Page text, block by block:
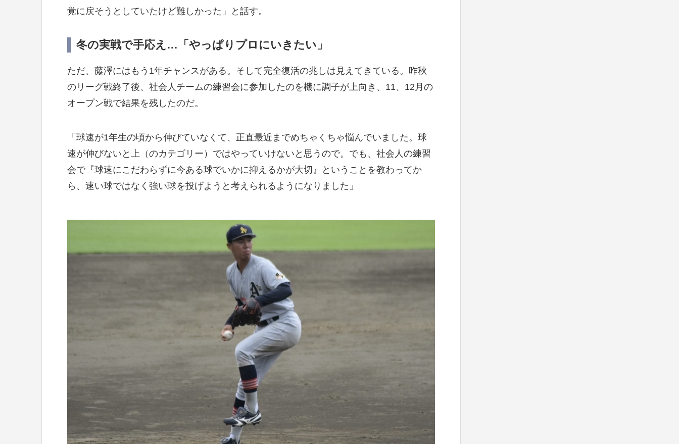
覚に戻そうとしていたけど難しかった」と話す。
冬の実戦で手応え…「やっぱりプロにいきたい」
ただ、藤澤にはもう1年チャンスがある。そして完全復活の兆しは見えてきている。昨秋
のリーグ戦終了後、社会人チームの練習会に参加したのを機に調子が上向き、11、12月の
オープン戦で結果を残したのだ。
「球速が1年生の頃から伸びていなくて、正直最近までめちゃくちゃ悩んでいました。球
速が伸びないと上（のカテゴリー）ではやっていけないと思うので。でも、社会人の練習
会で『球速にこだわらずに今ある球でいかに抑えるかが大切』ということを教わってか
ら、速い球ではなく強い球を投げようと考えられるようになりました」